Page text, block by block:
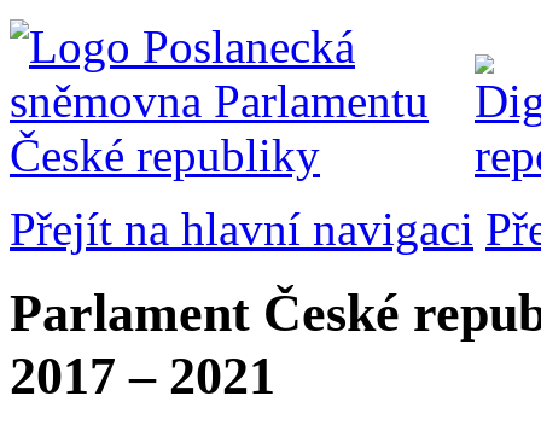
Přejít na hlavní navigaci
Parlament České
2017 – 2021